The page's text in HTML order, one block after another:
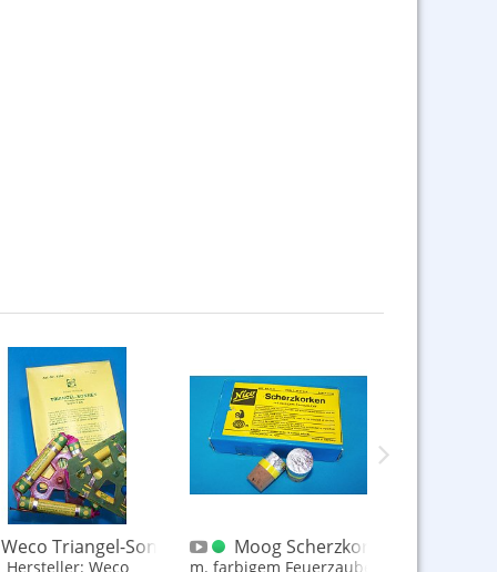
Weco Triangel-Sonne alt G.R.
Hersteller: Weco
Moog Scherzkorken
m. farbigem Feuerzauber